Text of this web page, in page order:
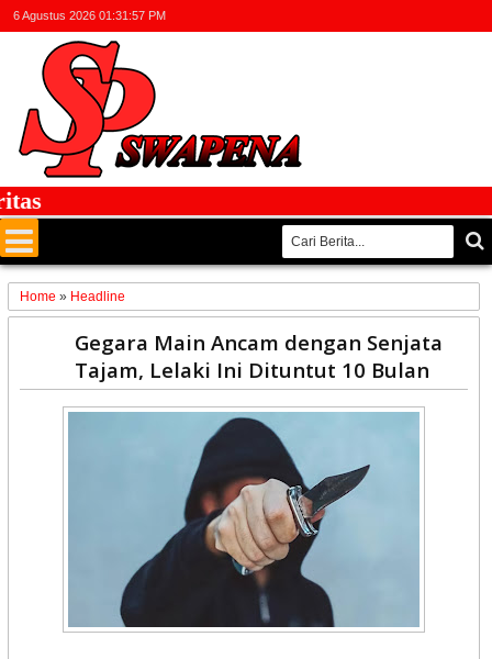
6 Agustus 2026 01:31:57 PM
Home » Headline
Gegara Main Ancam dengan Senjata
Tajam, Lelaki Ini Dituntut 10 Bulan